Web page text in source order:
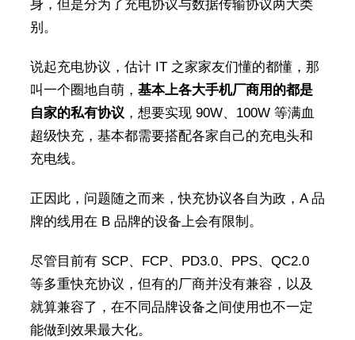
身，但是分为了充电协议与数据传输协议两大类
别。
说起充电协议，估计 IT 之家家友们懂的都懂，那
叫一个圈地自萌， 基本上各大手机厂商用的都是
自家的私有协议 ，想要实现 90W、100W 等满血
超级快充，基本都需要搭配各家自己的充电头和
充电线。
正因此，问题随之而来，快充协议各自为政，A 品
牌的线用在 B 品牌的设备上会有限制。
尽管目前有 SCP、FCP、PD3.0、PPS、QC2.0
等多重快充协议，但有的厂商并没有兼容，以及
就算兼容了，在不同品牌设备之间使用也不一定
能做到效果最大化。